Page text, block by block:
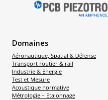
Domaines
Aéronautique, Spatial & Défense
Transport routier & rail
Industrie & Energie
Test et Mesure
Acoustique normative
Métrologie – Etalonnage